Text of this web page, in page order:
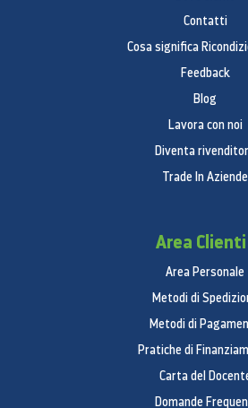
SPECIFICHE
Smart TV 3D LED
Funzioni Smart TV
Samsung Apps
Contatti
Cosa significa
Feedback
Blog
Lavora con noi
Diventa
Trade In Aziende
Area Clienti
Area Personale
Metodi di
Metodi di
Pratiche di
Carta del
Domande